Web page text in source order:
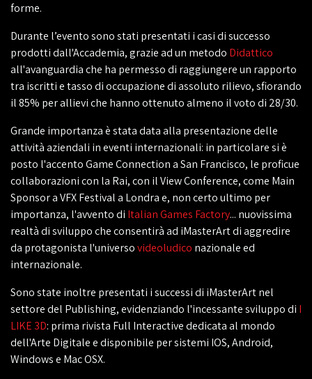
forme.
Durante l’evento sono stati presentati i casi di successo
prodotti dall'Accademia, grazie ad un metodo Didattico
all'avanguardia che ha permesso di raggiungere un rapporto
tra iscritti e tasso di occupazione di assoluto rilievo, sfiorando
il 85% per allievi che hanno ottenuto almeno il voto di 28/30.
Grande importanza è stata data alla presentazione delle
attività aziendali in eventi internazionali: in particolare si è
posto l'accento Game Connection a San Francisco, le proficue
collaborazioni con la Rai, con il View Conference, come Main
Sponsor a VFX Festival a Londra e, non certo ultimo per
importanza, l'avvento di Italian Games Factory... nuovissima
realtà di sviluppo che consentirà ad iMasterArt di aggredire
da protagonista l'universovideoludico nazionale ed
internazionale.
Sono state inoltre presentati i successi di iMasterArt nel
settore del Publishing, evidenziando l'incessante sviluppo di I
LIKE 3D: prima rivista Full Interactive dedicata al mondo
dell'Arte Digitale e disponibile per sistemi IOS, Android,
Windows e Mac OSX.